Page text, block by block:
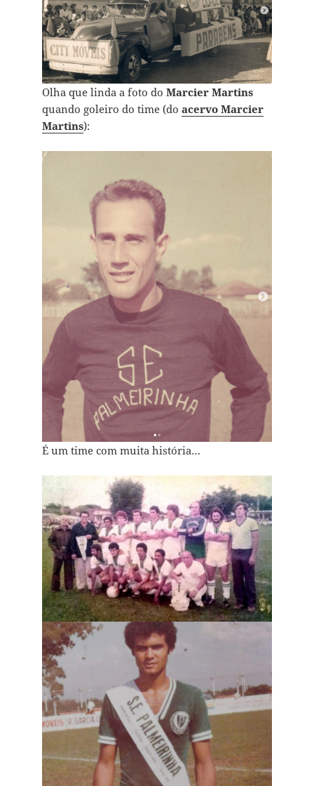
Olha que linda a foto do Marcier Martins
quando goleiro do time (do acervo Marcier
Martins):
É um time com muita história…